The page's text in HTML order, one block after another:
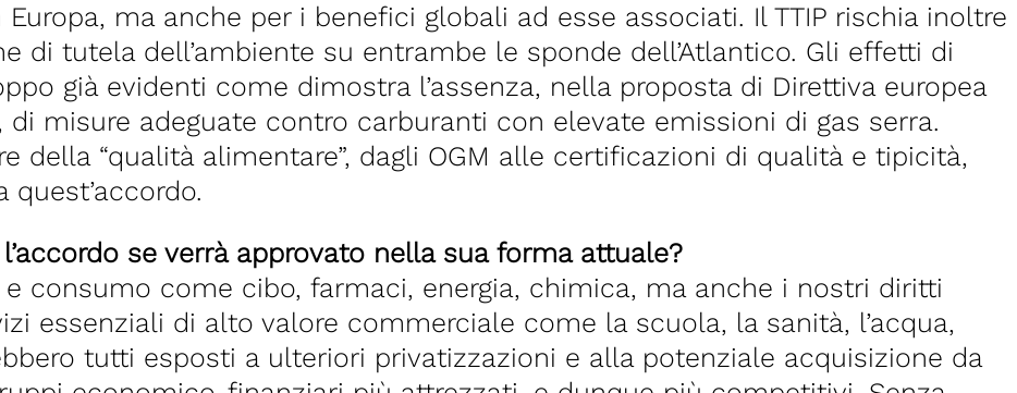
ma anche per i benefici globali ad esse associati. Il TTIP rischia inoltre
di tutela dell’ambiente su entrambe le sponde dell’Atlantico. Gli effetti di
già evidenti come dimostra l’assenza, nella proposta di Direttiva europea
misure adeguate contro carburanti con elevate emissioni di gas serra.
della “qualità alimentare”, dagli OGM alle certificazioni di qualità e tipicità,
se verrà approvato nella sua forma attuale?
consumo come cibo, farmaci, energia, chimica, ma anche i nostri diritti
essenziali di alto valore commerciale come la scuola, la sanità, l’acqua,
tutti esposti a ulteriori privatizzazioni e alla potenziale acquisizione da